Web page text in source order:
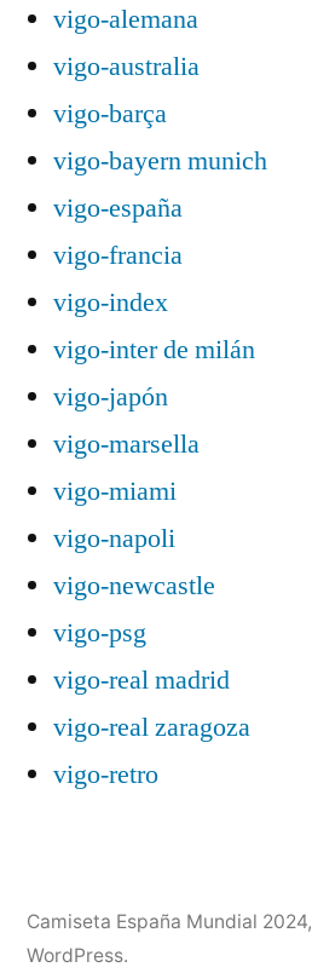
vigo-alemana
vigo-australia
vigo-barça
vigo-bayern munich
vigo-españa
vigo-francia
vigo-index
vigo-inter de milán
vigo-japón
vigo-marsella
vigo-miami
vigo-napoli
vigo-newcastle
vigo-psg
vigo-real madrid
vigo-real zaragoza
vigo-retro
Camiseta España Mundial 2024,
WordPress.